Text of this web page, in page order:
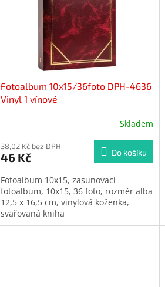
Fotoalbum 10x15/36foto DPH-4636
Vinyl 1 vínové
Skladem
38,02 Kč bez DPH
46 Kč Do košíku
Fotoalbum 10x15, zasunovací
fotoalbum, 10x15, 36 foto, rozměr alba
12,5 x 16,5 cm, vinylová koženka,
svařovaná kniha